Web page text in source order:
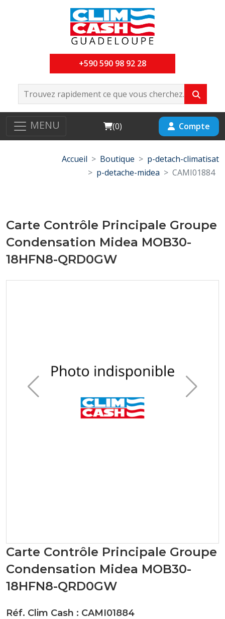
+590 590 98 92 28
MENU Cart
(0) Compte
Accueil Boutique
p-detach-climatisat
p-detache-midea
CAMI01884
Carte Contrôle Principale Groupe
Condensation Midea MOB30-
18HFN8-QRD0GW
Carte Contrôle Principale Groupe
Condensation Midea MOB30-
18HFN8-QRD0GW
Réf. Clim Cash : CAMI01884